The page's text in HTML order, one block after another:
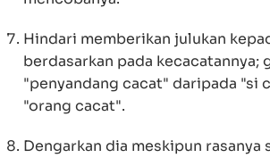
Hindari memberikan julukan
berdasarkan pada kecacatannya;
"penyandang cacat" daripada "si
"orang cacat".
Dengarkan dia meskipun rasanya